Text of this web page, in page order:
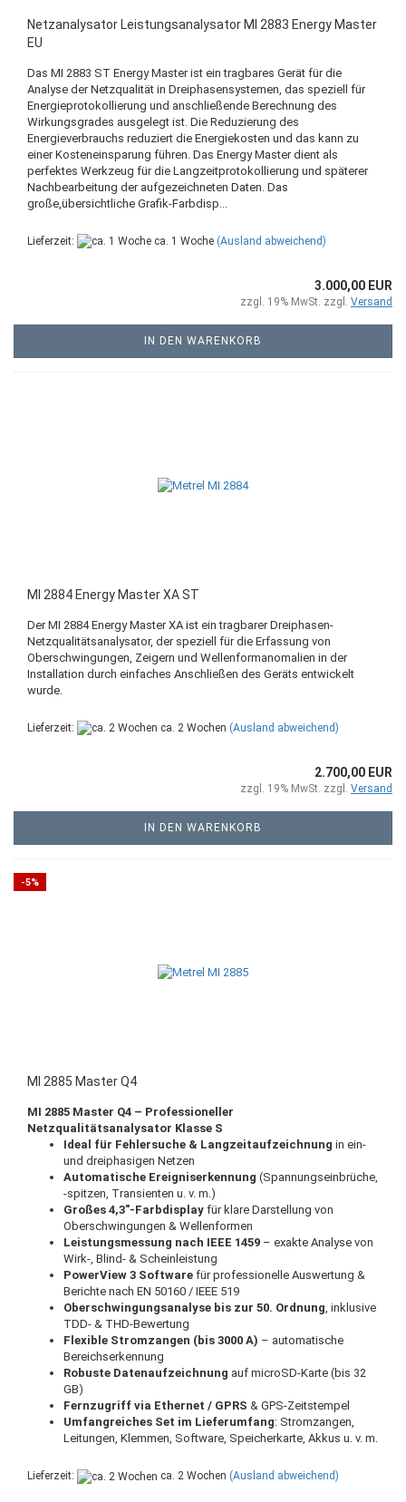
Netzanalysator Leistungsanalysator MI 2883 Energy Master
EU
Das MI 2883 ST Energy Master ist ein tragbares Gerät für die
Analyse der Netzqualität in Dreiphasensystemen, das speziell für
Energieprotokollierung und anschließende Berechnung des
Wirkungsgrades ausgelegt ist. Die Reduzierung des
Energieverbrauchs reduziert die Energiekosten und das kann zu
einer Kosteneinsparung führen. Das Energy Master dient als
perfektes Werkzeug für die Langzeitprotokollierung und späterer
Nachbearbeitung der aufgezeichneten Daten. Das
große,übersichtliche Grafik-Farbdisp...
Lieferzeit: ca. 1 Woche (Ausland abweichend)
3.000,00 EUR
zzgl. 19% MwSt. zzgl. Versand
IN DEN WARENKORB
MI 2884 Energy Master XA ST
Der MI 2884 Energy Master XA ist ein tragbarer Dreiphasen-
Netzqualitätsanalysator, der speziell für die Erfassung von
Oberschwingungen, Zeigern und Wellenformanomalien in der
Installation durch einfaches Anschließen des Geräts entwickelt
wurde.
Lieferzeit: ca. 2 Wochen (Ausland abweichend)
2.700,00 EUR
zzgl. 19% MwSt. zzgl. Versand
IN DEN WARENKORB
-5%
MI 2885 Master Q4
MI 2885 Master Q4 – Professioneller
Netzqualitätsanalysator Klasse S
Ideal für Fehlersuche & Langzeitaufzeichnung in ein-
und dreiphasigen Netzen
Automatische Ereigniserkennung (Spannungseinbrüche,
-spitzen, Transienten u. v. m.)
Großes 4,3″-Farbdisplay für klare Darstellung von
Oberschwingungen & Wellenformen
Leistungsmessung nach IEEE 1459 – exakte Analyse von
Wirk-, Blind- & Scheinleistung
PowerView 3 Software für professionelle Auswertung &
Berichte nach EN 50160 / IEEE 519
Oberschwingungsanalyse bis zur 50. Ordnung, inklusive
TDD- & THD-Bewertung
Flexible Stromzangen (bis 3000 A) – automatische
Bereichserkennung
Robuste Datenaufzeichnung auf microSD-Karte (bis 32
GB)
Fernzugriff via Ethernet / GPRS & GPS-Zeitstempel
Umfangreiches Set im Lieferumfang: Stromzangen,
Leitungen, Klemmen, Software, Speicherkarte, Akkus u. v. m.
Lieferzeit: ca. 2 Wochen (Ausland abweichend)